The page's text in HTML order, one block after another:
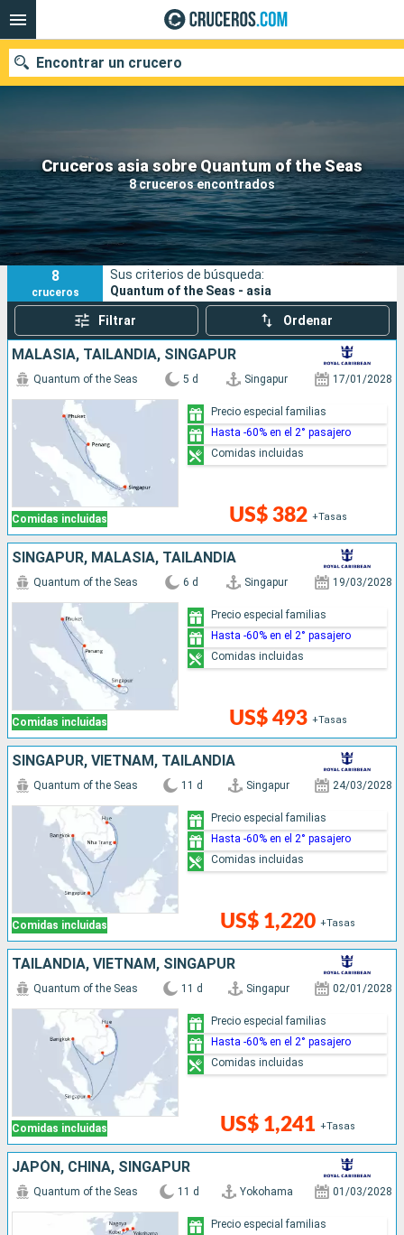
Cruceros asia sobre Quantum of the Seas
8 cruceros encontrados
Encontrar un crucero
Nuestros destinos
Fecha de salida
Puertos Compañías
Buscar
8
cruceros
Sus criterios de búsqueda:
Quantum of the Seas - asia
Filtrar Ordenar
MALASIA, TAILANDIA, SINGAPUR
Comidas incluidas
Quantum of the Seas 5 d Singapur 17/01/2028
US$ 382 +Tasas
Precio especial familias
Hasta -60% en el 2° pasajero
Comidas incluidas
SINGAPUR, MALASIA, TAILANDIA
Comidas incluidas
Quantum of the Seas 6 d Singapur 19/03/2028
US$ 493 +Tasas
Precio especial familias
Hasta -60% en el 2° pasajero
Comidas incluidas
SINGAPUR, VIETNAM, TAILANDIA
Comidas incluidas
Quantum of the Seas 11 d Singapur 24/03/2028
US$ 1,220 +Tasas
Precio especial familias
Hasta -60% en el 2° pasajero
Comidas incluidas
TAILANDIA, VIETNAM, SINGAPUR
Comidas incluidas
Quantum of the Seas 11 d Singapur 02/01/2028
US$ 1,241 +Tasas
Precio especial familias
Hasta -60% en el 2° pasajero
Comidas incluidas
JAPÓN, CHINA, SINGAPUR
Quantum of the Seas 11 d Yokohama 01/03/2028
Precio especial familias